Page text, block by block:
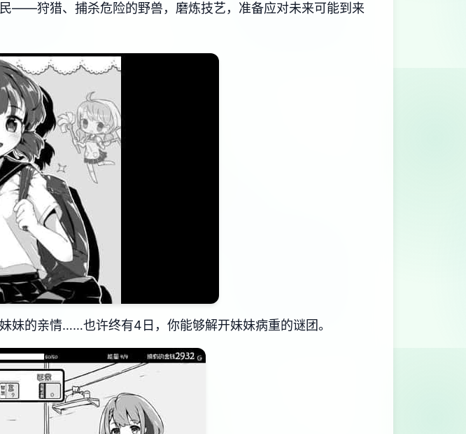
——狩猎、捕杀危险的野兽，磨炼技艺，准备应对未来可能到来
妹的亲情……也许终有4日，你能够解开妹妹病重的谜团。